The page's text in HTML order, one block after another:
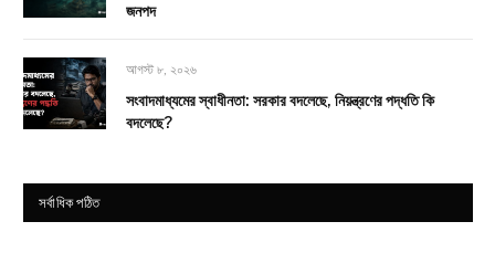
জনপদ
আগস্ট ৮, ২০২৬
সংবাদমাধ্যমের স্বাধীনতা: সরকার বদলেছে, নিয়ন্ত্রণের পদ্ধতি কি
বদলেছে?
সর্বাধিক পঠিত